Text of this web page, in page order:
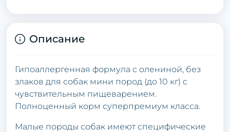
Описание
Гипоаллергенная формула с олениной, без
злаков для собак мини пород (до 10 кг) с
чувствительным пищеварением.
Полноценный корм суперпремиум класса.
Малые породы собак имеют специфические